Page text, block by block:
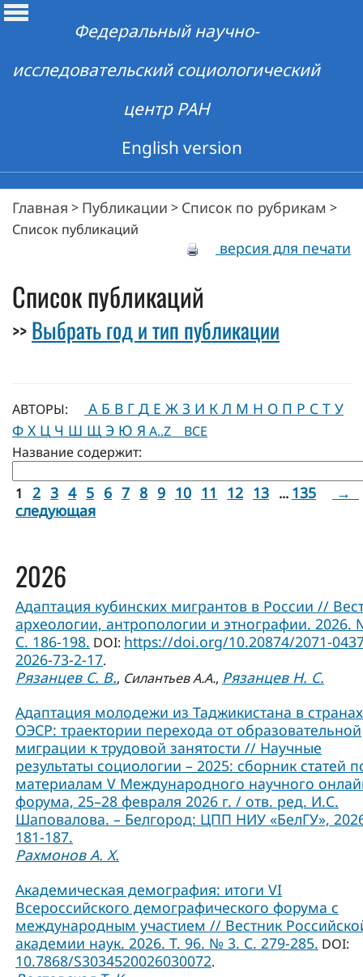
Федеральный научно-
исследовательский социологический
центр РАН
English version
Главная > Публикации > Список по рубрикам >
Список публикаций
версия для печати
Список публикаций
>>Выбрать год и тип публикации
АВТОРЫ: А Б В Г Д Е Ж З И К Л М Н О П Р С Т У
Ф Х Ц Ч Ш Щ Э Ю Я A..Z ВСЕ
Название содержит:
1 2 3 4 5 6 7 8 9 10 11 12 13 ... 135
→
следующая
2026
Адаптация кубинских мигрантов в России //
археологии, антропологии и этнографии. 2026.
С. 186-198. DOI: https://doi.org/10.20874/2071-
2026-73-2-17.
Рязанцев С. В., Силантьев А.А., Рязанцев Н. С.
Адаптация молодежи из Таджикистана в странах
ОЭСР: траектории перехода от образовательной
миграции к трудовой занятости // Научные
результаты социологии – 2025: сборник статей
материалам V Международного научного
форума, 25–28 февраля 2026 г. / отв. ред. И.С.
Шаповалова. – Белгород: ЦПП НИУ «БелГУ»,
181-187.
Рахмонов А. Х.
Академическая демография: итоги VI
Всероссийского демографического форума с
международным участием // Вестник
академии наук. 2026. Т. 96. № 3. С. 279-285. DOI:
10.7868/S3034520026030072.